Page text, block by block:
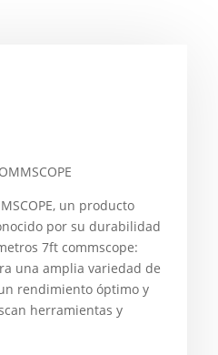
un producto
por su durabilidad
7ft commscope:
una amplia variedad de
rendimiento óptimo y
herramientas y